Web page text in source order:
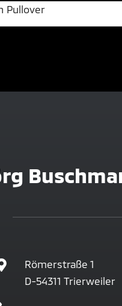
Römerstraße 1
D-54311 Trierweiler